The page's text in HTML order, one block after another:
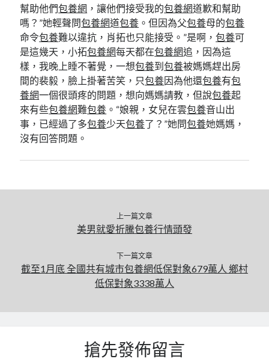
幫助他們包養網 ，讓他們接受我的包養網道歉和幫助
嗎？”她輕聲問包養網道包養 。但因為父包養母的包養
命令包養難以違抗，肖拓也只能接受。”是啊，包養可
是這幾天，小拓包養網每天都在包養網追，因為這
樣，我晚上睡不著覺，一想包養到包養被媽媽趕出房
間的裴毅，臉上掛著苦笑，只包養因為他還包養有包
養網一個很頭疼的問題，想向媽媽請教，但說包養起
來有些包養網難包養 。“娘親，女兒在雲包養音山出
事，已經過了多包養少天包養了？”她問包養她媽媽，
沒有回答問題。
上一篇文章
美男就愛折騰包養行情頭發
下一篇文章
截至1月底 全國共有城市包養網低保對象679萬人 鄉村
低保對象3338萬人
搶先發佈留言